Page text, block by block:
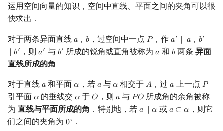
序列自动机
Lyndon 分解
Main–Lorentz 算法
阶 & 原根
高次剩余 & 单位根
数论分块
狄利克雷卷积
博弈论
序理论
杨氏矩阵
拟阵
树套树
动态树
析合树
PQ 树
哈密顿图
平面图
弦图
图的着色
珂朵莉树/颜色段均摊
运用空间向量的知识，空间中直线、平面之间的夹角可以很
快求出．
对于两条异面直线 𝑎
a ，𝑏
b ，过空间中一点𝑃
P ，作𝑎′ ∥ 𝑎
a′ ∥a ，𝑏′
∥ 𝑏′
b
，则𝑎′
a′ 与 𝑏′
b 所成的锐角或直角被称为𝑎
a 和 𝑏
b两条 异面
直线所成的角 ．
对于直线 𝑎
a 和平面𝛼
α ，若 𝑎
a 与𝛼
α 相交于𝐴
A ，过𝑎
a 上一点 𝑃
P
引平面 𝛼
α 的垂线交𝛼
α 于𝑂
O ，则 𝑎
a 与𝑃𝑂
PO 所成角的余角被称
为 直线与平面所成的角 ．特别地，若 𝑎 ∥ 𝛼
a ∥α 或 𝑎 ⊂ 𝛼
a ⊂α
，则它
们之间的夹角为 0∘
0∘ ．